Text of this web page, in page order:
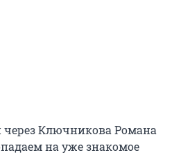
Ключникова Романа
на уже знакомое